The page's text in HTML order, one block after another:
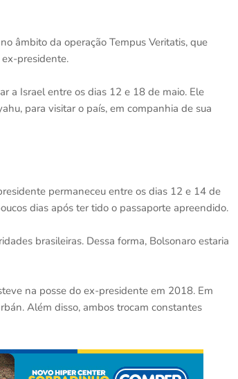
âmbito da operação Tempus Veritatis, que
presidente.
a Israel entre os dias 12 e 18 de maio. Ele
para visitar o país, em companhia de sua
permaneceu entre os dias 12 e 14 de
dias após ter tido o passaporte apreendido.
brasileiras. Dessa forma, Bolsonaro estaria
na posse do ex-presidente em 2018. Em
Além disso, ambos trocam constantes